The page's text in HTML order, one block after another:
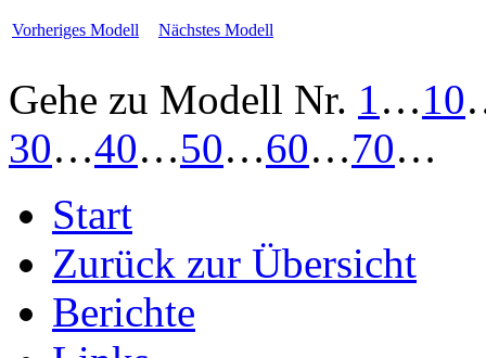
Vorheriges Modell Nächstes Modell
Gehe zu Modell Nr. 1…10
30…40…50…60…70…
Start
Zurück zur Übersicht
Berichte